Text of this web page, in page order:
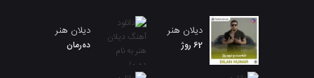
دیلان هنر
62 روژ
دیلان هنر
دەرمان